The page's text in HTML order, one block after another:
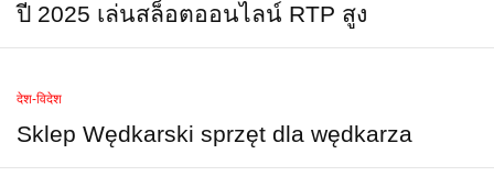
ปี 2025 เล่นสล็อตออนไลน์ RTP สูง
देश-विदेश
Sklep Wędkarski sprzęt dla wędkarza